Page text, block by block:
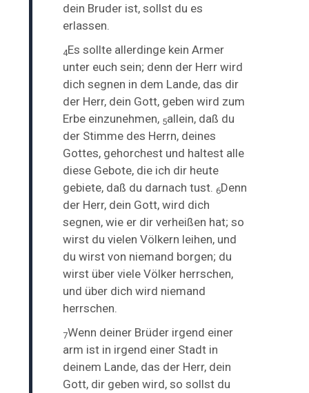
dein Bruder ist, sollst du es
erlassen.
4Es sollte allerdinge kein Armer
unter euch sein; denn der Herr wird
dich segnen in dem Lande, das dir
der Herr, dein Gott, geben wird zum
Erbe einzunehmen, 5allein, daß du
der Stimme des Herrn, deines
Gottes, gehorchest und haltest alle
diese Gebote, die ich dir heute
gebiete, daß du darnach tust. 6Denn
der Herr, dein Gott, wird dich
segnen, wie er dir verheißen hat;so
wirst du vielen Völkern leihen, und
du wirst von niemand borgen; du
wirst über viele Völker herrschen,
und über dich wird niemand
herrschen.
7Wenn deiner Brüder irgend einer
arm ist in irgend einer Stadt in
deinem Lande, das der Herr, dein
Gott, dir geben wird, so sollst du